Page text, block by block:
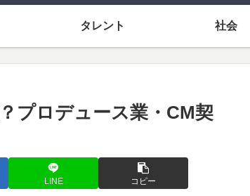
タレント 社会
プロデュース業・CM契
LINE コピー